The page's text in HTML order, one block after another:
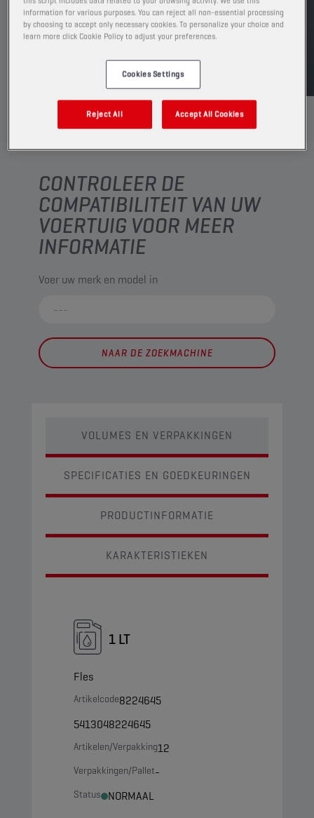
CONTROLEER DE
COMPATIBILITEIT VAN UW
VOERTUIG VOOR MEER
INFORMATIE
Voer uw merk en model in
NAAR DE ZOEKMACHINE
VOLUMES EN VERPAKKINGEN
SPECIFICATIES EN GOEDKEURINGEN
PRODUCTINFORMATIE
KARAKTERISTIEKEN
1 LT
Fles
Artikelcode8224645
5413048224645
Artikelen/Verpakking12
Verpakkingen/Pallet-
Status NORMAAL
information for various purposes. You can reject all non-essential processing
by choosing to accept only necessary cookies. To personalize your choice and
learn more click Cookie Policy to adjust your preferences.
Cookies Settings
Reject All Accept All Cookies